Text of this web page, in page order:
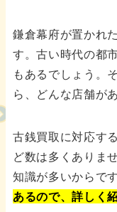
鎌倉幕府が置かれ
す。古い時代の都
もあるでしょう。
ら、どんな店舗が
古銭買取に対応す
ど数は多くありま
知識が多いからです
あるので、詳しく